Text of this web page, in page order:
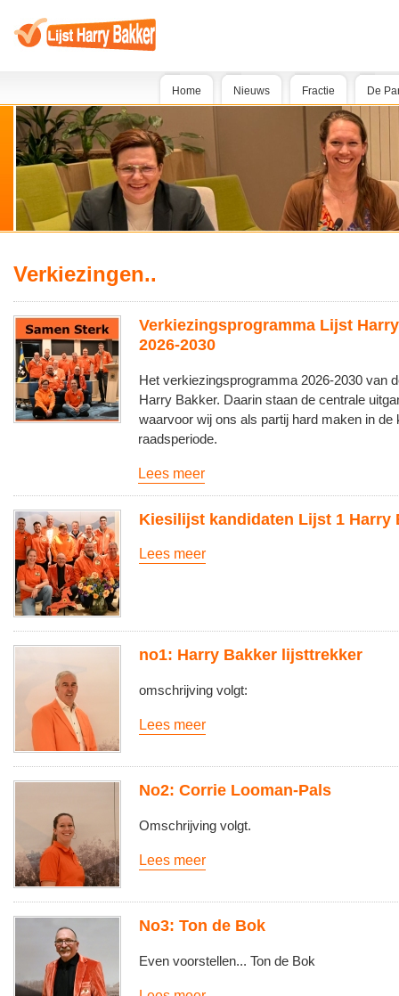
Home Nieuws Fractie De
Verkiezingen..
Verkiezingsprogramma Lijst
2026-2030
Het verkiezingsprogramma 2026-2030 van
Harry Bakker. Daarin staan de centrale
waarvoor wij ons als partij hard maken in de
raadsperiode.
Lees meer
Kiesilijst kandidaten Lijst 1 Harry
Lees meer
no1: Harry Bakker lijsttrekker
omschrijving volgt:
Lees meer
No2: Corrie Looman-Pals
Omschrijving volgt.
Lees meer
No3: Ton de Bok
Even voorstellen... Ton de Bok